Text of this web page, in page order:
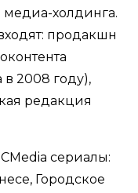
медиа-холдинга.
продакшн
в 2008 году),
редакция
сериалы:
Городское